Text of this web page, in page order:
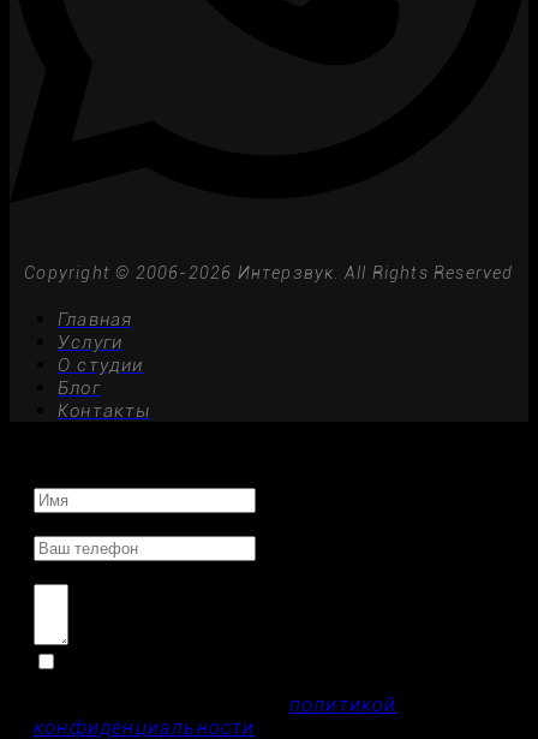
Copyright © 2006-2026 Интерзвук. All Rights Reserved
Главная
Услуги
О студии
Блог
Контакты
политикой
конфиденциальности